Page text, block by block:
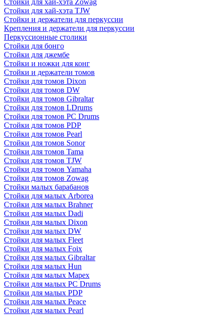
Стойки для хай-хэта Zowag
Стойки для хай-хэта TJW
Стойки и держатели для перкуссии
Крепления и держатели для перкуссии
Перкуссионные столики
Стойки для бонго
Стойки для джембе
Стойки и ножки для конг
Стойки и держатели томов
Стойки для томов Dixon
Стойки для томов DW
Стойки для томов Gibraltar
Стойки для томов LDrums
Стойки для томов PC Drums
Стойки для томов PDP
Стойки для томов Pearl
Стойки для томов Sonor
Стойки для томов Tama
Стойки для томов TJW
Стойки для томов Yamaha
Стойки для томов Zowag
Стойки малых барабанов
Стойки для малых Arborea
Стойки для малых Brahner
Стойки для малых Dadi
Стойки для малых Dixon
Стойки для малых DW
Стойки для малых Fleet
Стойки для малых Foix
Стойки для малых Gibraltar
Стойки для малых Hun
Стойки для малых Mapex
Стойки для малых PC Drums
Стойки для малых PDP
Стойки для малых Peace
Стойки для малых Pearl